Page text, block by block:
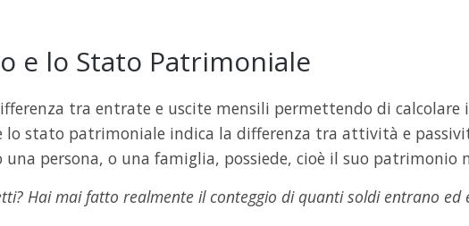
e lo Stato Patrimoniale
tra entrate e uscite mensili permettendo di calcolare
lo stato patrimoniale indica la differenza tra attività e
persona, o una famiglia, possiede, cioè il suo patrimonio
Hai mai fatto realmente il conteggio di quanti soldi entrano ed